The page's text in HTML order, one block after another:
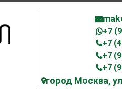
+7
+7
+7
+7
город Москва,